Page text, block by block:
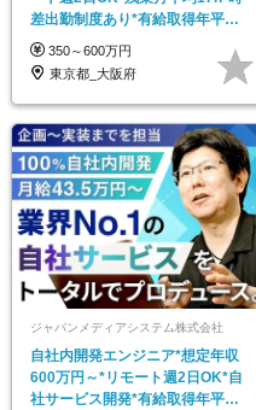
差出勤制度あり*有給取得年平均
16日
350～600万円
東京都_大阪府
ジャパンメディアシステム株式会社
自社内開発エンジニア*想定年収
600万円～*リモート週2日OK*自
社サービス開発*有給取得年平均